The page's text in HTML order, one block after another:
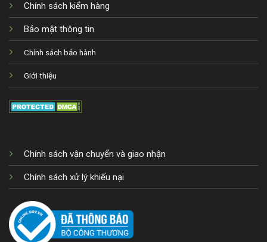
Chính sách kiểm hàng
Bảo mật thông tin
Chính sách bảo hành
Giới thiệu
Chính sách vận chuyển và giao nhận
Chính sách xử lý khiếu nại